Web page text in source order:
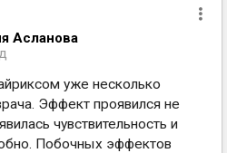
Асланова
уже несколько
Эффект проявился не
чувствительность и
Побочных эффектов